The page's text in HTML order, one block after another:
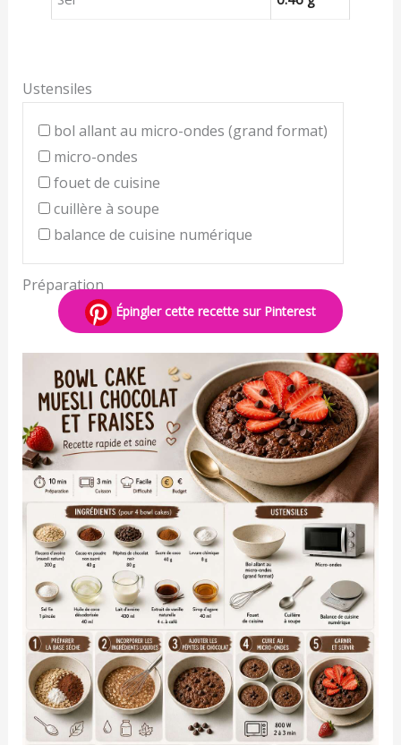
Ustensiles
bol allant au micro-ondes (grand format)
micro-ondes
fouet de cuisine
cuillère à soupe
balance de cuisine numérique
Préparation
Épingler cette recette sur Pinterest